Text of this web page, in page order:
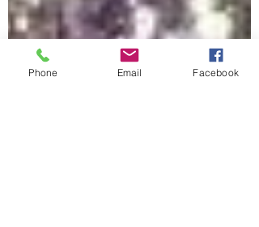
Phone Email Facebook